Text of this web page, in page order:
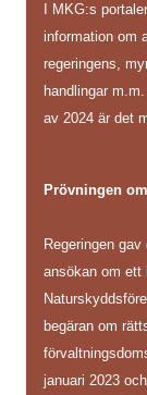
I MKG:s
information om
regeringens,
handlingar
av 2024 är det
Prövningen
Regeringen
ansökan om ett
begäran om
januari 2023